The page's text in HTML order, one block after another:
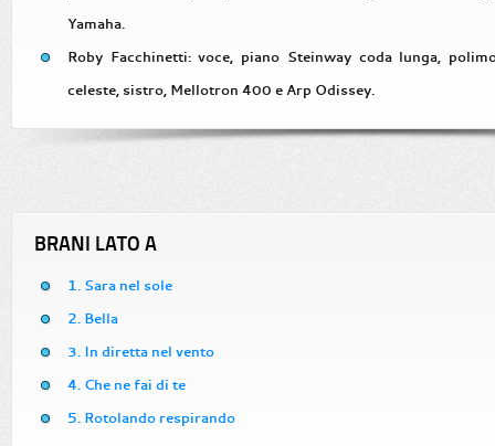
Yamaha.
Roby Facchinetti: voce, piano Steinway coda lunga,
celeste, sistro, Mellotron 400 e Arp Odissey.
BRANI LATO A
1. Sara nel sole
2. Bella
3. In diretta nel vento
4. Che ne fai di te
5. Rotolando respirando